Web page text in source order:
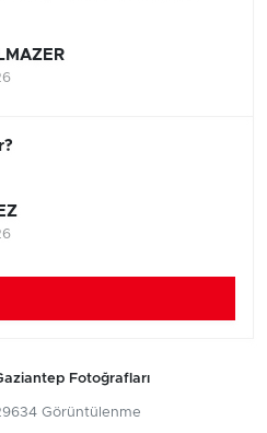
Fotoğrafları
Görüntülenme